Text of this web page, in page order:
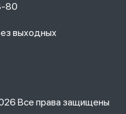
80
выходных
Все права защищены